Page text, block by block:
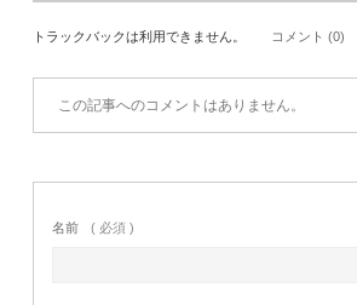
トラックバックは利用できません。 コメント (0)
この記事へのコメントはありません。
名前 ( 必須 )